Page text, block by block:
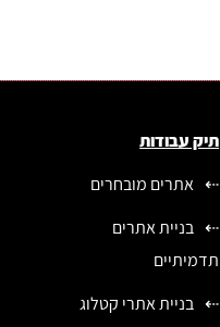
תיק עבודות
אתרים מובחרים
בניית אתרים
תדמיתיים
בניית אתרי קטלוג